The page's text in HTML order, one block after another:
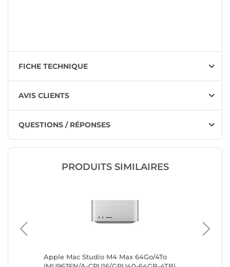
FICHE TECHNIQUE
AVIS CLIENTS
QUESTIONS / RÉPONSES
PRODUITS SIMILAIRES
Apple Mac Studio M4 Max 64Go/4To